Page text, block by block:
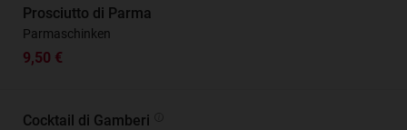
Prosciutto di Parma
Parmaschinken
9,50 €
Cocktail di Gamberi